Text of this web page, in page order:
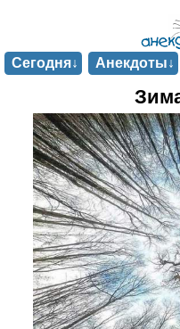
Сегодня↓ Анекдоты↓